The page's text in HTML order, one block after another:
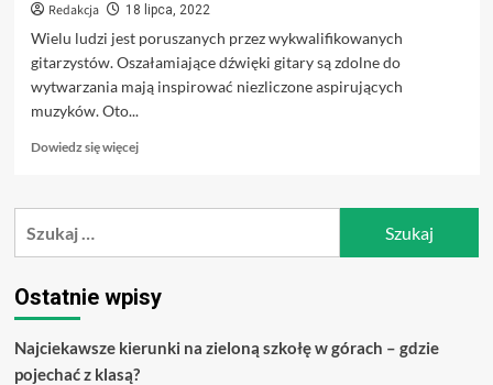
Redakcja 18 lipca, 2022
Wielu ludzi jest poruszanych przez wykwalifikowanych
gitarzystów. Oszałamiające dźwięki gitary są zdolne do
wytwarzania mają inspirować niezliczone aspirujących
muzyków. Oto...
Dowiedz się więcejDowiedz
o
potrzebujesz
podczas
gry
na
Ostatnie wpisy
Najciekawsze kierunki na zieloną szkołę w górach – gdzie
pojechać z klasą?